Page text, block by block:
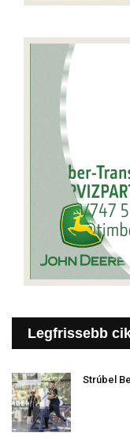
Legfrissebb
Strúbel